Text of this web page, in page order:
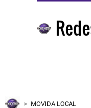
MOVIDA LOCAL